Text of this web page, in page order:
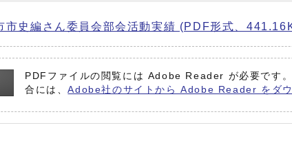
市史編さん委員会部会活動実績 (PDF形式、
PDFファイルの閲覧には Adobe Reader が必要です
合には、Adobe社のサイトから Adobe Reader をダウ